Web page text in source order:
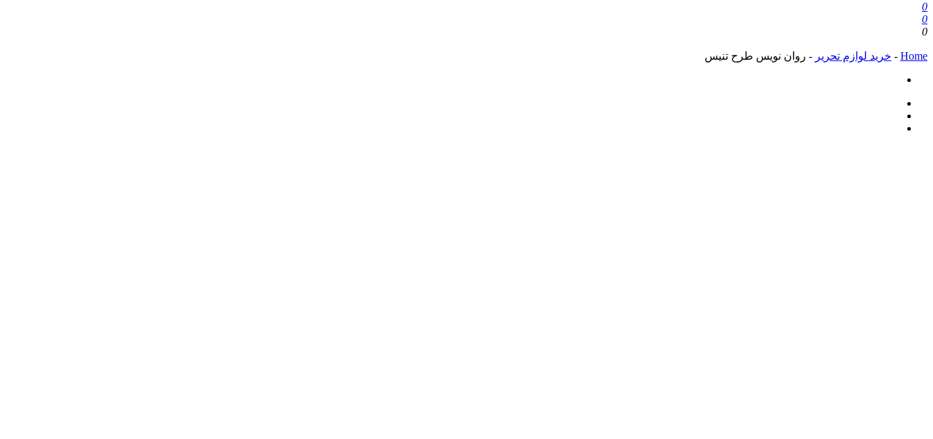
0
0
0
Home
- خرید لوازم تحریر - روان نویس طرح تنیس